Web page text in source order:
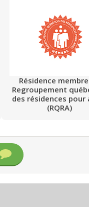
Résidence
Regroupement
des résidences pour
(RQRA)